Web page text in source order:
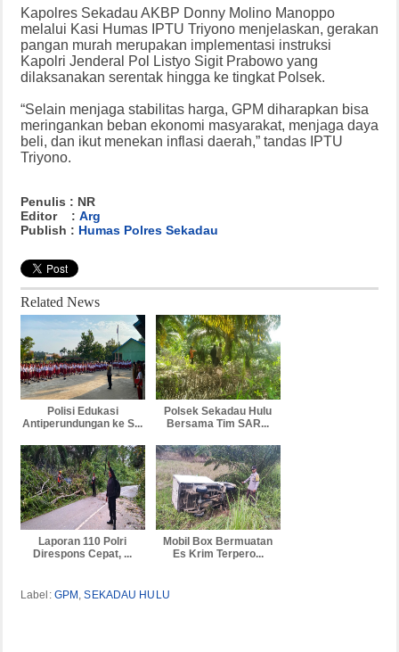
Kapolres Sekadau AKBP Donny Molino Manoppo
melalui Kasi Humas IPTU Triyono menjelaskan, gerakan
pangan murah merupakan implementasi instruksi
Kapolri Jenderal Pol Listyo Sigit Prabowo yang
dilaksanakan serentak hingga ke tingkat Polsek.
“Selain menjaga stabilitas harga, GPM diharapkan bisa
meringankan beban ekonomi masyarakat, menjaga daya
beli, dan ikut menekan inflasi daerah,” tandas IPTU
Triyono.
Penulis : NR
Editor : Arg
Publish : Humas Polres Sekadau
Related News
Polisi Edukasi
Antiperundungan ke S...
Polsek Sekadau Hulu
Bersama Tim SAR...
Laporan 110 Polri
Direspons Cepat, ...
Mobil Box Bermuatan
Es Krim Terpero...
Label: GPM ,SEKADAU HULU